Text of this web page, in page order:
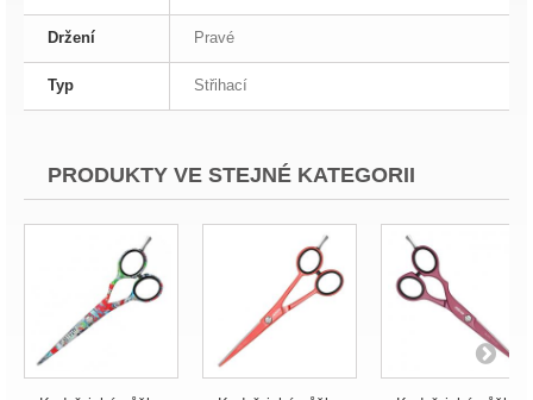
Držení Pravé
Typ Střihací
PRODUKTY VE STEJNÉ KATEGORII